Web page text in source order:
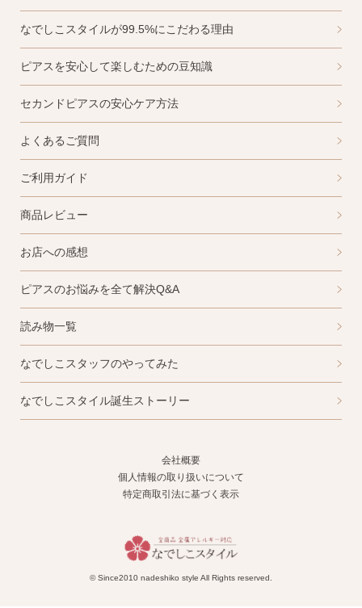
なでしこスタイルが99.5%にこだわる理由
ピアスを安心して楽しむための豆知識
セカンドピアスの安心ケア方法
よくあるご質問
ご利用ガイド
商品レビュー
お店への感想
ピアスのお悩みを全て解決Q&A
読み物一覧
なでしこスタッフのやってみた
なでしこスタイル誕生ストーリー
会社概要
個人情報の取り扱いについて
特定商取引法に基づく表示
© Since2010 nadeshiko style All Rights reserved.